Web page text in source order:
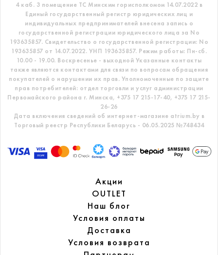
4 каб. 3 помещение ТС Минским горисполкомом 14.07.2022 в
Единый государственный регистр юридических лиц и
индивидуальных предпринимателей внесена запись о
государственной регистрации юридического лица за No
193635857. Свидетельство о государственной регистрации: No
193635857 от 14.07.2022. УНП 193635857. Режим работы: Пн-сб.
10.00 - 19.00. Воскресенье - выходной Указанные контакты
также являются контактами для связи по вопросам обращения
покупателей о нарушении их прав. Уполномоченные по защите
прав потребителей: отдел торговли и услуг администрации
Первомайского района г. Минска, +375 17 215-17-40, +375 17 215-
26-26
Дата включения сведений об интернет-магазине atrium.by в
Торговый реестр Республики Беларусь - 06.05.2025 №748434
Акции
OUTLET
Наш блог
Условия оплаты
Доставка
Условия возврата